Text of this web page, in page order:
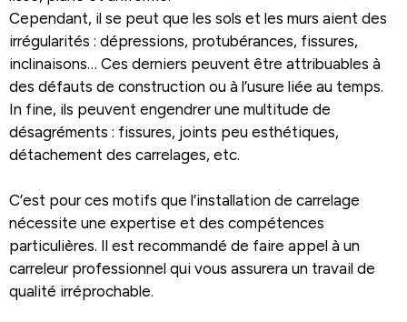
Cependant, il se peut que les sols et les murs aient des
irrégularités : dépressions, protubérances, fissures,
inclinaisons… Ces derniers peuvent être attribuables à
des défauts de construction ou à l’usure liée au temps.
In fine, ils peuvent engendrer une multitude de
désagréments : fissures, joints peu esthétiques,
détachement des carrelages, etc.
C’est pour ces motifs que l’installation de carrelage
nécessite une expertise et des compétences
particulières. Il est recommandé de faire appel à un
carreleur professionnel qui vous assurera un travail de
qualité irréprochable.